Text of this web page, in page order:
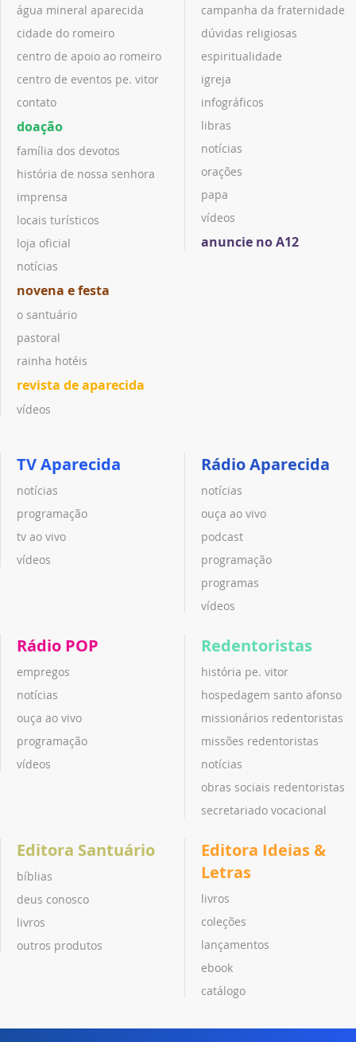
água mineral aparecida
cidade do romeiro
centro de apoio ao romeiro
centro de eventos pe. vitor
contato
doação
família dos devotos
história de nossa senhora
imprensa
locais turísticos
loja oficial
notícias
novena e festa
o santuário
pastoral
rainha hotéis
revista de aparecida
vídeos
campanha da fraternidade
dúvidas religiosas
espiritualidade
igreja
infográficos
libras
notícias
orações
papa
vídeos
anuncie no A12
TV Aparecida
notícias
programação
tv ao vivo
vídeos
Rádio Aparecida
notícias
ouça ao vivo
podcast
programação
programas
vídeos
Rádio POP
empregos
notícias
ouça ao vivo
programação
vídeos
Redentoristas
história pe. vitor
hospedagem santo afonso
missionários redentoristas
missões redentoristas
notícias
obras sociais redentoristas
secretariado vocacional
Editora Santuário
bíblias
deus conosco
livros
outros produtos
Editora Ideias &
Letras
livros
coleções
lançamentos
ebook
catálogo